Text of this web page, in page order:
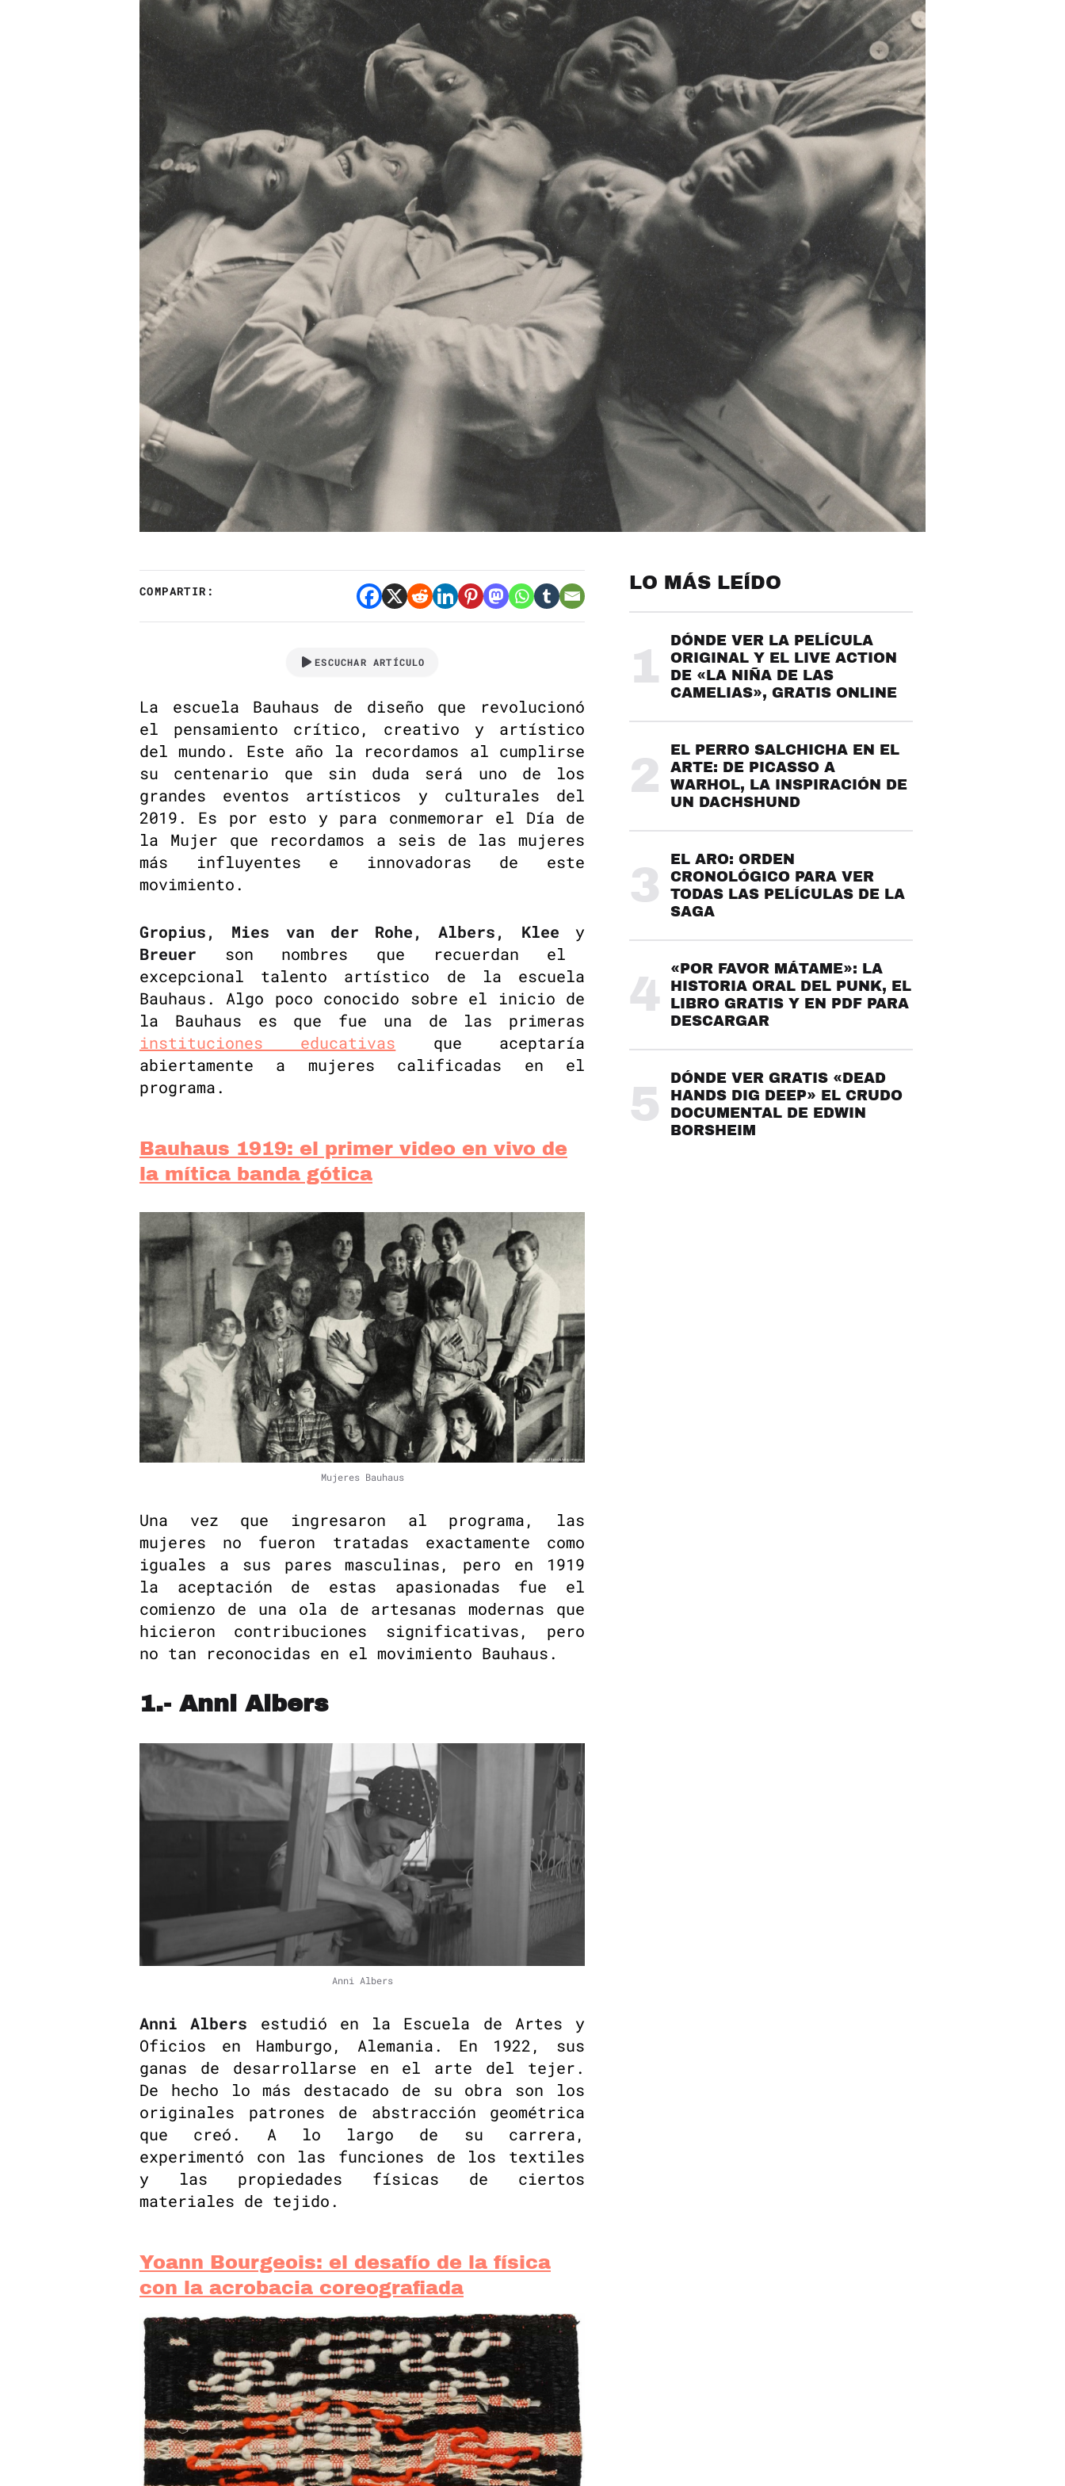
COMPARTIR:
ESCUCHAR ARTÍCULO
La escuela Bauhaus de diseño que revolucionó
el pensamiento crítico, creativo y artístico
del mundo. Este año la recordamos al cumplirse
su centenario que sin duda será uno de los
grandes eventos artísticos y culturales del
2019. Es por esto y para conmemorar el Día de
la Mujer que recordamos a seis de las mujeres
más influyentes e innovadoras de este
movimiento.
Gropius, Mies van der Rohe, Albers, Klee y
Breuer son nombres que recuerdan el
excepcional talento artístico de la escuela
Bauhaus. Algo poco conocido sobre el inicio de
la Bauhaus es que fue una de las primeras
instituciones educativas que aceptaría
abiertamente a mujeres calificadas en el
programa.
Bauhaus 1919: el primer video en vivo de
la mítica banda gótica
Mujeres Bauhaus
Una vez que ingresaron al programa, las
mujeres no fueron tratadas exactamente como
iguales a sus pares masculinas, pero en 1919
la aceptación de estas apasionadas fue el
comienzo de una ola de artesanas modernas que
hicieron contribuciones significativas, pero
no tan reconocidas en el movimiento Bauhaus.
1.- Anni Albers
Anni Albers
Anni Albers estudió en la Escuela de Artes y
Oficios en Hamburgo, Alemania. En 1922, sus
ganas de desarrollarse en el arte del tejer.
De hecho lo más destacado de su obra son los
originales patrones de abstracción geométrica
que creó. A lo largo de su carrera,
experimentó con las funciones de los textiles
y las propiedades físicas de ciertos
materiales de tejido.
Yoann Bourgeois: el desafío de la física
con la acrobacia coreografiada
LO MÁS LEÍDO
1
DÓNDE VER LA PELÍCULA
ORIGINAL Y EL LIVE ACTION
DE «LA NIÑA DE LAS
CAMELIAS», GRATIS ONLINE
2
EL PERRO SALCHICHA EN EL
ARTE: DE PICASSO A
WARHOL, LA INSPIRACIÓN DE
UN DACHSHUND
3
EL ARO: ORDEN
CRONOLÓGICO PARA VER
TODAS LAS PELÍCULAS DE LA
SAGA
4
«POR FAVOR MÁTAME»: LA
HISTORIA ORAL DEL PUNK, EL
LIBRO GRATIS Y EN PDF PARA
DESCARGAR
5
DÓNDE VER GRATIS «DEAD
HANDS DIG DEEP» EL CRUDO
DOCUMENTAL DE EDWIN
BORSHEIM